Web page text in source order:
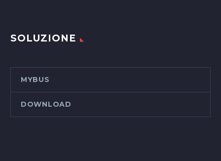
SOLUZIONE
MYBUS
DOWNLOAD